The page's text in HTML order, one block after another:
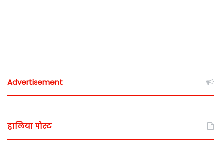
Advertisement
हालिया पोस्ट